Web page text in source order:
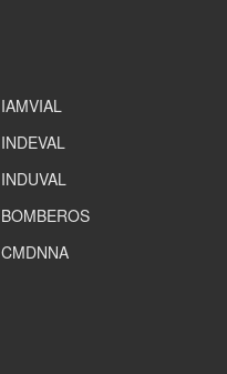
IAMVIAL
INDEVAL
INDUVAL
BOMBEROS
CMDNNA